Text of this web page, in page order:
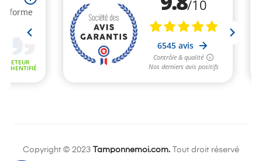
Copyright © 2023 Tamponnemoi.com. Tout droit réservé